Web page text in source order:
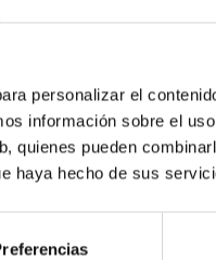
personalizar el
información sobre el
quienes pueden
haya hecho de sus
vehículo sin necesidad
gestionar los pagos
un coche que se
especialmente valiosa
de forma abrupta.